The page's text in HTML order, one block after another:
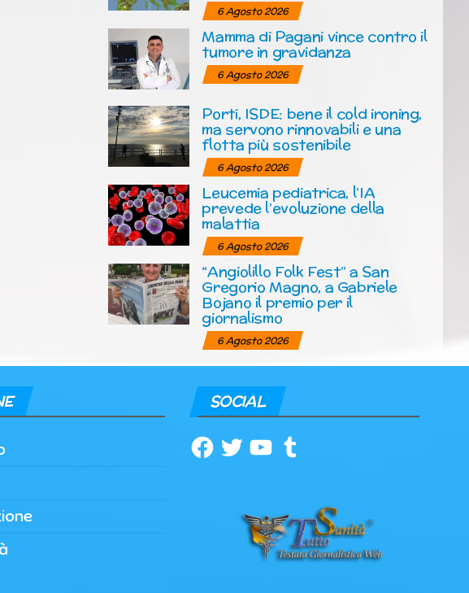
6 Agosto 2026
Mamma di Pagani vince contro il
tumore in gravidanza
6 Agosto 2026
Porti, ISDE: bene il cold ironing,
ma servono rinnovabili e una
flotta più sostenibile
6 Agosto 2026
Leucemia pediatrica, l’IA
prevede l’evoluzione della
malattia
6 Agosto 2026
“Angiolillo Folk Fest” a San
Gregorio Magno, a Gabriele
Bojano il premio per il
giornalismo
6 Agosto 2026
SOCIAL
Facebook
TwitterYouTubeTumblr